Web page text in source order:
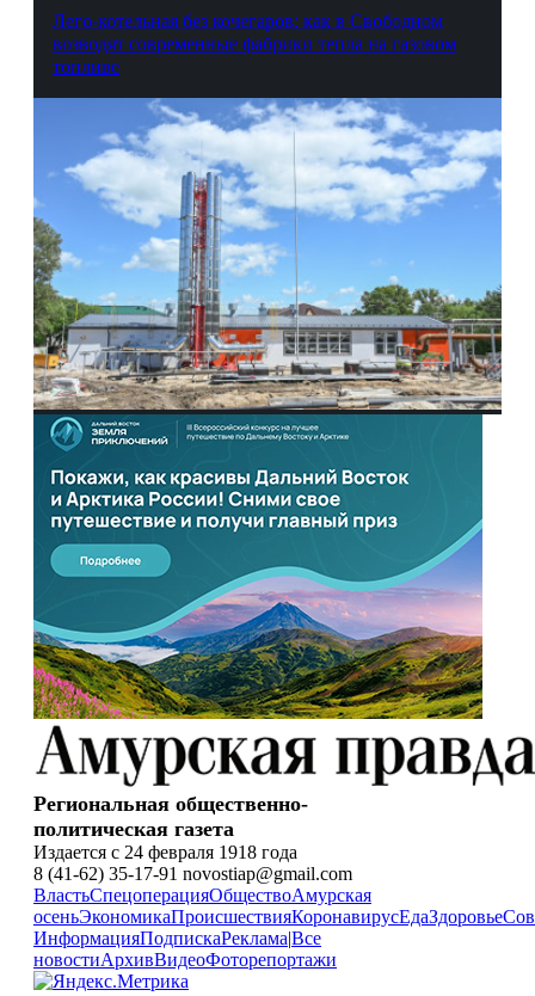
Лего-котельная без кочегаров: как в Свободном
возводят современные фабрики тепла на газовом
топливе
Региональная общественно-
политическая газета
Издается с 24 февраля 1918 года
8 (41-62) 35-17-91 novostiap@gmail.com
ВластьСпецоперацияОбществоАмурская
осеньЭкономикаПроисшествияКоронавирусЕдаЗдоровье
ИнформацияПодпискаРеклама|Все
новостиАрхивВидеоФоторепортажи